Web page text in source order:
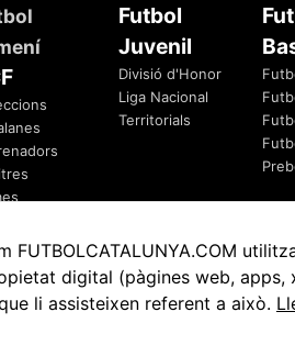
Futbol
Juvenil
Divisió d'Honor
Liga Nacional
Territorials
Política de Privacitat Política de
digital (pàgines web, apps,
li assisteixen referent a això.